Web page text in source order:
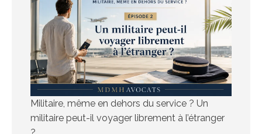
Militaire, même en dehors du service ? Un
militaire peut-il voyager librement à l’étranger